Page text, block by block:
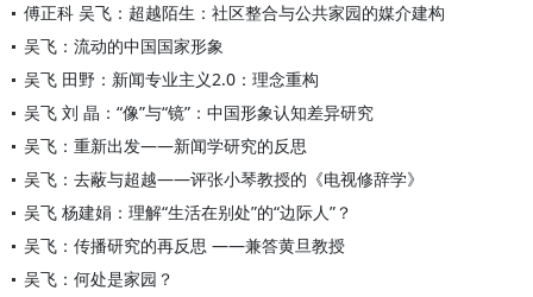
傅正科 吴飞：超越陌生：社区整合与公共家园的媒介建构
吴飞：流动的中国国家形象
吴飞 田野：新闻专业主义2.0：理念重构
吴飞 刘 晶：“像”与“镜”：中国形象认知差异研究
吴飞：重新出发——新闻学研究的反思
吴飞：去蔽与超越——评张小琴教授的《电视修辞学》
吴飞 杨建娟：理解“生活在别处”的“边际人”？
吴飞：传播研究的再反思 ——兼答黄旦教授
吴飞：何处是家园？